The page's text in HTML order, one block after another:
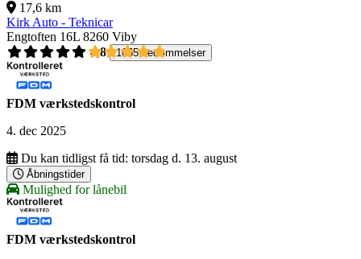
17,6 km
Kirk Auto - Teknicar
Engtoften 16L 8260 Viby
4,8
1055 bedømmelser
FDM værkstedskontrol
4. dec 2025
Du kan tidligst få tid: torsdag d. 13. august
Åbningstider
Mulighed for lånebil
FDM værkstedskontrol